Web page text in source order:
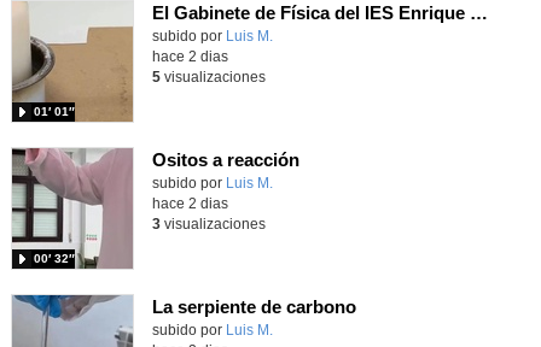
El Gabinete de Física del IES Enrique Tierno Galván de Parla (Curso 25-26)
Contenido educativo.
subido por Luis M.
01′ 01″
hace 2 dias
5visualizaciones
Ositos a reacción
Contenido educativo.
subido por Luis M.
00′ 32″
hace 2 dias
3visualizaciones
La serpiente de carbono
Contenido educativo.
subido por Luis M.